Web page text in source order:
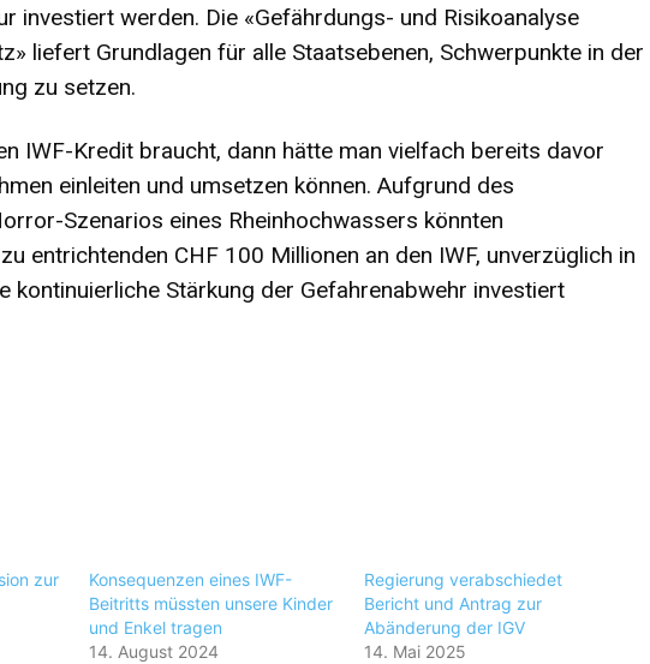
investiert werden. Die «Gefährdungs- und Risikoanalyse
liefert Grundlagen für alle Staatsebenen, Schwerpunkte in der
zu setzen.
IWF-Kredit braucht, dann hätte man vielfach bereits davor
einleiten und umsetzen können. Aufgrund des
Szenarios eines Rheinhochwassers könnten
entrichtenden CHF 100 Millionen an den IWF, unverzüglich in
kontinuierliche Stärkung der Gefahrenabwehr investiert
zur
Konsequenzen eines IWF-
Beitritts müssten unsere Kinder
und Enkel tragen
14. August 2024
Regierung verabschiedet
Bericht und Antrag zur
Abänderung der IGV
14. Mai 2025